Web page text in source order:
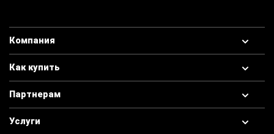
Компания
Как купить
Партнерам
Услуги